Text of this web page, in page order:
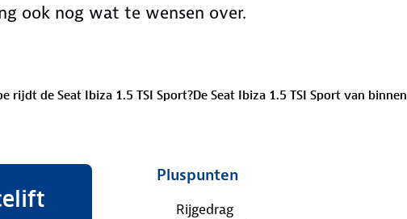
ook nog wat te wensen over.
rijdt de Seat Ibiza 1.5 TSI Sport?De Seat Ibiza 1.5 TSI Sport van binnen
Pluspunten
Rijgedrag